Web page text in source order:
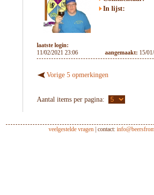
In lijst:
laatste login:
11/02/2021 23:06
aangemaakt: 15/
Vorige 5 opmerkingen
Aantal items per pagina:
veelgestelde vragen | contact: